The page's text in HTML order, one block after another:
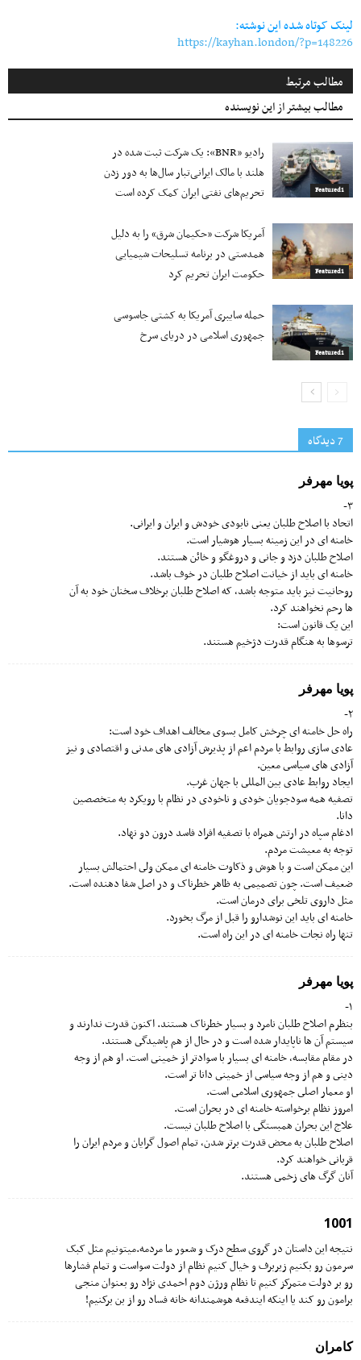
لینک کوتاه شده این نوشته:
https://kayhan.london/?p=148226
مطالب مرتبط
مطالب بیشتر از این نویسنده
Featured1
رادیو «BNR»: یک شرکت ثبت شده در
هلند با مالک ایرانی‌تبار سال‌ها به دور زدن
تحریم‌های نفتی ایران کمک کرده است
Featured1
آمریکا شرکت «حکیمان شرق» را به دلیل
همدستی در برنامه تسلیحات شیمیایی
حکومت ایران تحریم کرد
Featured1
حمله سایبری آمریکا به کشتی جاسوسی
جمهوری اسلامی در دریای سرخ
7 دیدگاه‌
پويا مهرفر
٣-
اتحاد با اصلاح طلبان یعنى نابودى خودش و ایران و ایرانى.
خامنه اى در این زمینه بسیار هوشیار است.
اصلاح طلبان دزد و جانى و دروغگو و خائن هستند.
خامنه اى باید از خیانت اصلاح طلبان در خوف باشد.
روحانیت نیز باید متوجه باشد، که اصلاح طلبان برخلاف سخنان خود به آن
ها رحم نخواهند کرد.
این یک قانون است:
ترسوها به هنگام قدرت دژخیم هستند.
پويا مهرفر
٢-
راه حل خامنه اى چرخش کامل بسوى مخالف اهداف خود است:
عادى سازى روابط با مردم اعم از پذیرش آزادى هاى مدنى و اقتصادى و نیز
آزادى هاى سیاسى معین.
ایجاد روابط عادى بین المللى با جهان غرب.
تصفیه همه سودجویان خودى و ناخودى در نظام با رویکرد به متخصصین
دانا.
ادغام سپاه در ارتش همراه با تصفیه افراد فاسد درون دو نهاد.
توجه به معیشت مردم.
این ممکن است و با هوش و ذکاوت خامنه اى ممکن ولى احتمالش بسیار
ضعیف است. چون تصمیمى به ظاهر خطرناک و در اصل شفا دهنده است.
مثل داروى تلخى براى درمان است.
خامنه اى باید این نوشدارو را قبل از مرگ بخورد.
تنها راه نجات خامنه اى در این راه است.
پويا مهرفر
١-
بنظرم اصلاح طلبان نامرد و بسیار خطرناک هستند. اکنون قدرت ندارند و
سیستم آن ها ناپایدار شده است و در حال از هم پاشیدگى هستند.
در مقام مقابسه، خامنه اى بسیار با سوادتر از خمینى است. او هم از وجه
دینى و هم از وجه سیاسى از خمینى دانا تر است.
او معمار اصلى جمهورى اسلامى است.
امروز نظام برخواسته خامنه اى در بحران است.
علاج این بحران همبستگى با اصلاح طلبان نیست.
اصلاح طلبان به محض قدرت برتر شدن، تمام اصول گرایان و مردم ایران را
قربانى خواهند کرد.
آنان گرگ هاى زخمى هستند.
1001
نتیجه این داستان در گروی سطح درک و شعور ما مردمه.میتونیم مثل کبک
سرمون رو بکنیم زیربرف و خیال کنیم نظام از دولت سواست و تمام فشارها
رو بر دولت متمرکز کنیم تا نظام ورژن دوم احمدی نژاد رو بعنوان منجی
برامون رو کند یا اینکه ایندفعه هوشمندانه خانه فساد رو از بن برکنیم!
کامران